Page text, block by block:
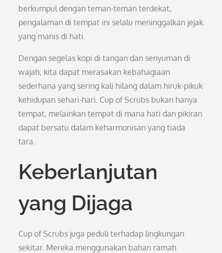
berkumpul dengan teman-teman terdekat,
pengalaman di tempat ini selalu meninggalkan jejak
yang manis di hati.
Dengan segelas kopi di tangan dan senyuman di
wajah, kita dapat merasakan kebahagiaan
sederhana yang sering kali hilang dalam hiruk-pikuk
kehidupan sehari-hari. Cup of Scrubs bukan hanya
tempat, melainkan tempat di mana hati dan pikiran
dapat bersatu dalam keharmonisan yang tiada
tara.
Keberlanjutan
yang Dijaga
Cup of Scrubs juga peduli terhadap lingkungan
sekitar. Mereka menggunakan bahan ramah